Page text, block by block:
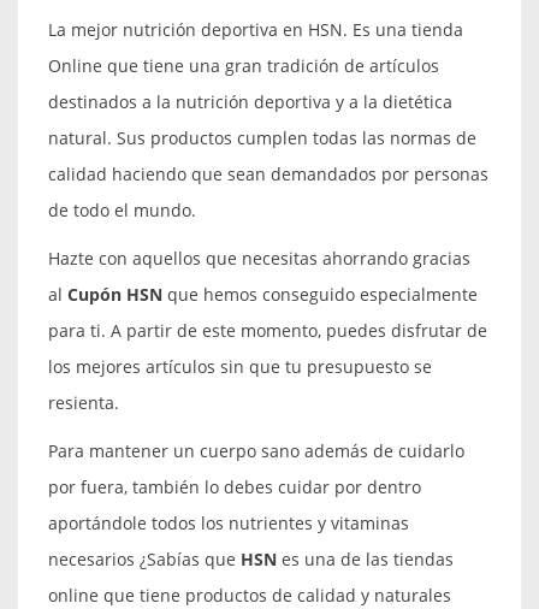
La mejor nutrición deportiva en HSN. Es una tienda
Online que tiene una gran tradición de artículos
destinados a la nutrición deportiva y a la dietética
natural. Sus productos cumplen todas las normas de
calidad haciendo que sean demandados por personas
de todo el mundo.
Hazte con aquellos que necesitas ahorrando gracias
al Cupón HSN que hemos conseguido especialmente
para ti. A partir de este momento, puedes disfrutar de
los mejores artículos sin que tu presupuesto se
resienta.
Para mantener un cuerpo sano además de cuidarlo
por fuera, también lo debes cuidar por dentro
aportándole todos los nutrientes y vitaminas
necesarios ¿Sabías que HSN es una de las tiendas
online que tiene productos de calidad y naturales